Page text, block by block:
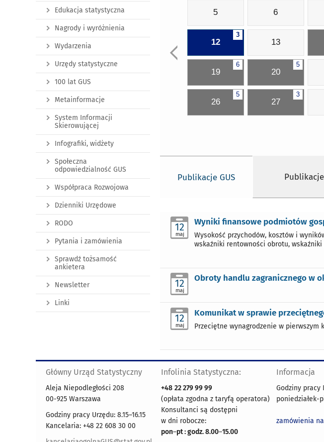
5 6
3
12 13
6
19
5
20
5
26
3
27
Publikacje GUS
12
maj
Wyniki finansowe podmiotów
Wysokość przychodów, kosztów i
wskaźniki rentowności obrotu,
12
maj
Obroty handlu zagranicznego w
12
maj
Komunikat w sprawie
Przeciętne wynagrodzenie w pierwszym
Edukacja statystyczna
Nagrody i wyróżnienia
Wydarzenia
Urzędy statystyczne
100 lat GUS
Metainformacje
System Informacji
Skierowującej
Infografiki, widżety
Społeczna
odpowiedzialność GUS
Współpraca Rozwojowa
Dzienniki Urzędowe
RODO
Pytania i zamówienia
Sprawdź tożsamość
ankietera
Newsletter
Linki
Główny Urząd Statystyczny
Aleja Niepodległości 208
00-925 Warszawa
Godziny pracy Urzędu: 8.15–16.15
Kancelaria: +48 22 608 30 00
Infolinia Statystyczna:
+48 22 279 99 99
(opłata zgodna z taryfą operatora)
Konsultanci są dostępni
w dni robocze:
pon–pt : godz. 8.00–15.00
Informacja
Godziny
poniedziałek-
zamówienia